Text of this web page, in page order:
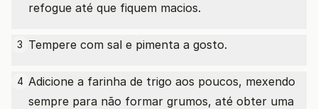
refogue até que fiquem macios.
3 Tempere com sal e pimenta a gosto.
4 Adicione a farinha de trigo aos poucos, mexendo
sempre para não formar grumos, até obter uma